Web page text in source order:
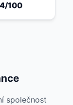
100
společnost